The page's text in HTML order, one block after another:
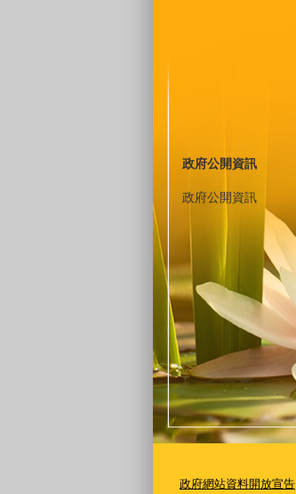
政府公開資訊
政府公開資訊
政府網站資料開放宣告